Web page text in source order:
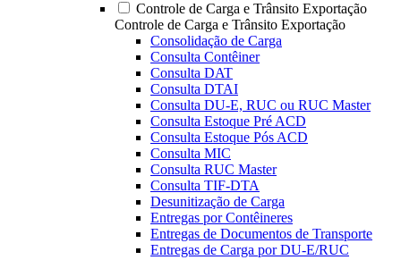
Controle de Carga e Trânsito Exportação
Controle de Carga e Trânsito Exportação
Consolidação de Carga
Consulta Contêiner
Consulta DAT
Consulta DTAI
Consulta DU-E, RUC ou RUC Master
Consulta Estoque Pré ACD
Consulta Estoque Pós ACD
Consulta MIC
Consulta RUC Master
Consulta TIF-DTA
Desunitização de Carga
Entregas por Contêineres
Entregas de Documentos de Transporte
Entregas de Carga por DU-E/RUC